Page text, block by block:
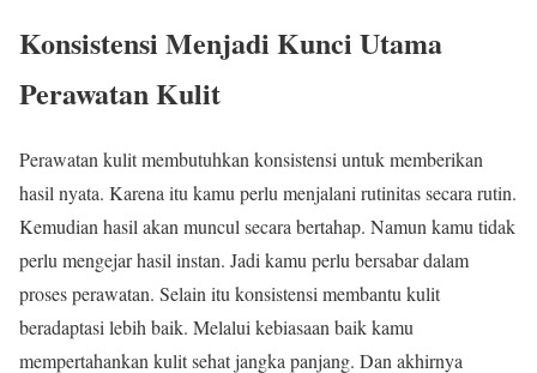
Konsistensi Menjadi Kunci Utama
Perawatan Kulit
Perawatan kulit membutuhkan konsistensi untuk memberikan
hasil nyata. Karena itu kamu perlu menjalani rutinitas secara rutin.
Kemudian hasil akan muncul secara bertahap. Namun kamu tidak
perlu mengejar hasil instan. Jadi kamu perlu bersabar dalam
proses perawatan. Selain itu konsistensi membantu kulit
beradaptasi lebih baik. Melalui kebiasaan baik kamu
mempertahankan kulit sehat jangka panjang. Dan akhirnya